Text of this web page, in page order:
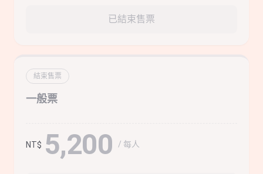
已結束售票
結束售票
一般票
NT$ 5,200 / 每人